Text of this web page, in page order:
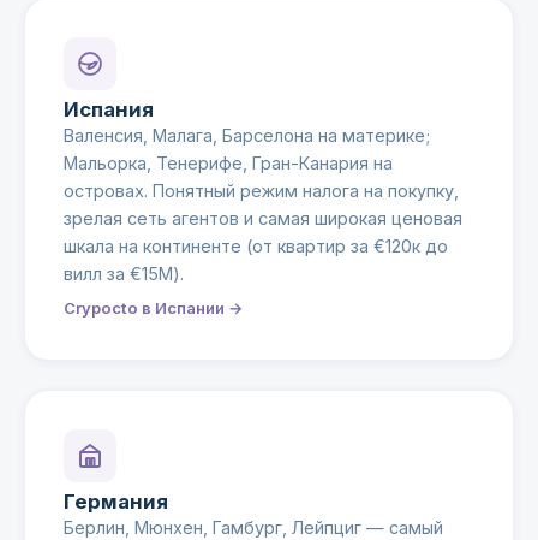
Испания
Валенсия, Малага, Барселона на материке;
Мальорка, Тенерифе, Гран-Канария на
островах. Понятный режим налога на покупку,
зрелая сеть агентов и самая широкая ценовая
шкала на континенте (от квартир за €120к до
вилл за €15М).
Crypocto в Испании →
Германия
Берлин, Мюнхен, Гамбург, Лейпциг — самый